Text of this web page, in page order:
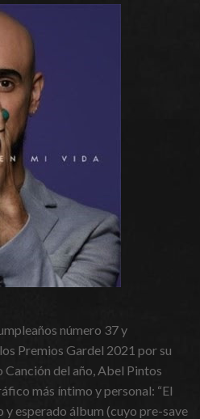
número 37 y
Premios Gardel 2021 por su
Canción del año, Abel Pintos
más íntimo y personal: “El
y esperado álbum (cuyo pre-save